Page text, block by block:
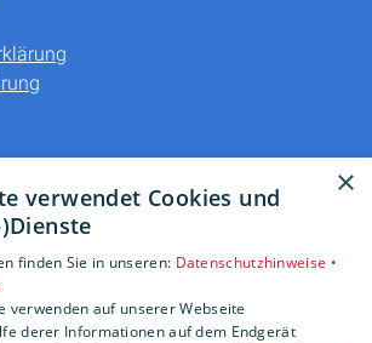
×
verwendet Cookies und
finden Sie in unseren: Datenschutzhinweise •
verwenden auf unserer Webseite
derer Informationen auf dem Endgerät